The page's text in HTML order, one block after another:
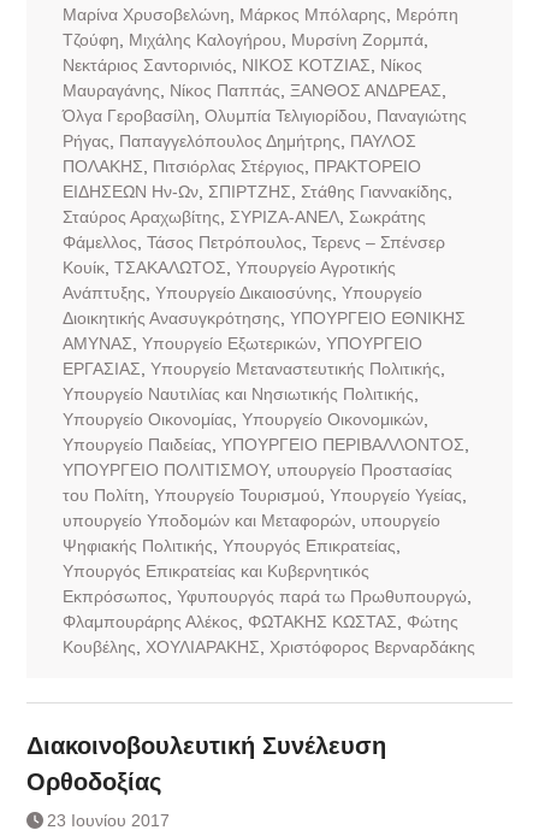
Μαρίνα Χρυσοβελώνη Μάρκος Μπόλαρης
Μερόπη
Τζούφη
Μιχάλης Καλογήρου Μυρσίνη Ζορμπά,
Νεκτάριος Σαντορινιός
ΝΙΚΟΣ ΚΟΤΖΙΑΣ
Νίκος
Μαυραγάνης
Νίκος Παππάς ΞΑΝΘΟΣ ΑΝΔΡΕΑΣ
Όλγα Γεροβασίλη Ολυμπία Τελιγιορίδου
Παναγιώτης
Ρήγας
Παπαγγελόπουλος Δημήτρης
ΠΑΥΛΟΣ
ΠΟΛΑΚΗΣ
Πιτσιόρλας Στέργιος
ΠΡΑΚΤΟΡΕΙΟ
ΕΙΔΗΣΕΩΝ Ην-Ων, ΣΠΙΡΤΖΗΣ Στάθης Γιαννακίδης
Σταύρος Αραχωβίτης
ΣΥΡΙΖΑ-ΑΝΕΛ, Σωκράτης
Φάμελλος Τάσος Πετρόπουλος Τερενς – Σπένσερ
Κουίκ, ΤΣΑΚΑΛΩΤΟΣ Υπουργείο Αγροτικής
Ανάπτυξης Υπουργείο Δικαιοσύνης Υπουργείο
Διοικητικής Ανασυγκρότησης ΥΠΟΥΡΓΕΙΟ ΕΘΝΙΚΗΣ
ΑΜΥΝΑΣ Υπουργείο Εξωτερικών, ΥΠΟΥΡΓΕΙΟ
ΕΡΓΑΣΙΑΣ Υπουργείο Μεταναστευτικής Πολιτικής
Υπουργείο Ναυτιλίας και Νησιωτικής Πολιτικής
Υπουργείο Οικονομίας Υπουργείο Οικονομικών,
Υπουργείο Παιδείας ΥΠΟΥΡΓΕΙΟ ΠΕΡΙΒΑΛΛΟΝΤΟΣ
ΥΠΟΥΡΓΕΙΟ ΠΟΛΙΤΙΣΜΟΥ, υπουργείο Προστασίας
του Πολίτη Υπουργείο Τουρισμού Υπουργείο Υγείας
υπουργείο Υποδομών και Μεταφορών, υπουργείο
Ψηφιακής Πολιτικής Υπουργός Επικρατείας
Υπουργός Επικρατείας και Κυβερνητικός
Εκπρόσωπος Υφυπουργός παρά τω Πρωθυπουργώ,
Φλαμπουράρης Αλέκος
ΦΩΤΑΚΗΣ ΚΩΣΤΑΣ
Φώτης
Κουβέλης
ΧΟΥΛΙΑΡΑΚΗΣ Χριστόφορος Βερναρδάκης
Διακοινοβουλευτική Συνέλευση
Ορθοδοξίας
23 Ιουνίου 2017